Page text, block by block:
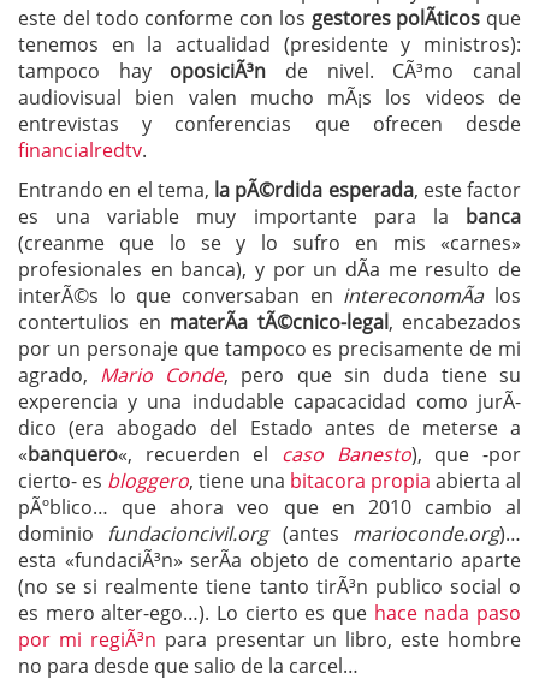
este del todo conforme con los gestores polÃ­ticos que
tenemos en la actualidad (presidente y ministros):
tampoco hay oposiciÃ³n de nivel. CÃ³mo canal
audiovisual bien valen mucho mÃ¡s los videos de
entrevistas y conferencias que ofrecen desde
financialredtv.
Entrando en el tema, la pÃ©rdida esperada, este factor
es una variable muy importante para la banca
(creanme que lo se y lo sufro en mis «carnes»
profesionales en banca), y por un dÃ­a me resulto de
interÃ©s lo que conversaban en intereconomÃ­alos
contertulios en materÃ­a tÃ©cnico-legal, encabezados
por un personaje que tampoco es precisamente de mi
agrado, Mario Conde, pero que sin duda tiene su
experencia y una indudable capacacidad como jurÃ­
dico (era abogado del Estado antes de meterse a
«banquero«, recuerden el caso Banesto), que -por
cierto- es bloggero, tiene una bitacora propia abierta al
pÃºblico… que ahora veo que en 2010 cambio al
dominio fundacioncivil.org (antes marioconde.org)…
esta «fundaciÃ³n» serÃ­a objeto de comentario aparte
(no se si realmente tiene tanto tirÃ³n publico social o
es mero alter-ego…). Lo cierto es que hace nada paso
por mi regiÃ³n para presentar un libro, este hombre
no para desde que salio de la carcel…